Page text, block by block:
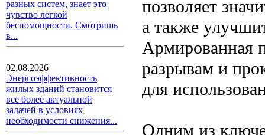
разных систем, знает это
чувство легкой
беспомощности. Смотришь
в...
02.08.2026
Энергоэффективность
жилых зданий становится
все более актуальной
задачей в условиях
необходимости снижения...
позволяет
а также
Армированная
разрывам и
для
Одним из